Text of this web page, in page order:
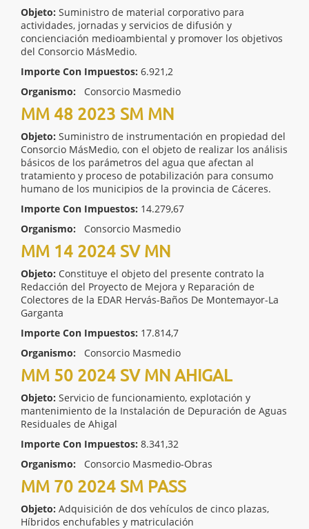
Objeto: Suministro de material corporativo para
actividades, jornadas y servicios de difusión y
concienciación medioambiental y promover los objetivos
del Consorcio MásMedio.
Importe Con Impuestos: 6.921,2
Organismo:
Consorcio Masmedio
MM 48 2023 SM MN
Objeto: Suministro de instrumentación en propiedad del
Consorcio MásMedio, con el objeto de realizar los análisis
básicos de los parámetros del agua que afectan al
tratamiento y proceso de potabilización para consumo
humano de los municipios de la provincia de Cáceres.
Importe Con Impuestos: 14.279,67
Organismo:
Consorcio Masmedio
MM 14 2024 SV MN
Objeto: Constituye el objeto del presente contrato la
Redacción del Proyecto de Mejora y Reparación de
Colectores de la EDAR Hervás-Baños De Montemayor-La
Garganta
Importe Con Impuestos: 17.814,7
Organismo:
Consorcio Masmedio
MM 50 2024 SV MN AHIGAL
Objeto: Servicio de funcionamiento, explotación y
mantenimiento de la Instalación de Depuración de Aguas
Residuales de Ahigal
Importe Con Impuestos: 8.341,32
Organismo:
Consorcio Masmedio-Obras
MM 70 2024 SM PASS
Objeto: Adquisición de dos vehículos de cinco plazas,
Híbridos enchufables y matriculación